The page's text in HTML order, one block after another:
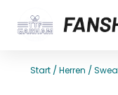
Start /Herren /